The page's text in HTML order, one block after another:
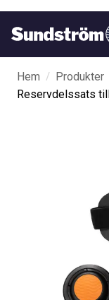
Hem / Produkter
Reservdelssats